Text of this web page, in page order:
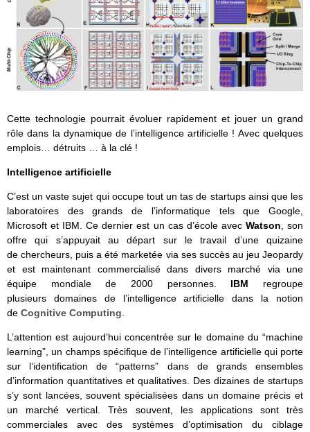
Cette technologie pourrait évoluer rapidement et jouer un grand
rôle dans la dynamique de l’intelligence artificielle ! Avec quelques
emplois… détruits … à la clé !
Intelligence artificielle
C’est un vaste sujet qui occupe tout un tas de startups ainsi que les
laboratoires des grands de l’informatique tels que Google,
Microsoft et IBM. Ce dernier est un cas d’école avec Watson , son
offre qui s’appuyait au départ sur le travail d’une quizaine
de chercheurs, puis a été marketée via ses succès au jeu Jeopardy
et est maintenant commercialisé dans divers marché via une
équipe mondiale de 2000 personnes. IBM regroupe
plusieurs domaines de l’intelligence artificielle dans la notion
de Cognitive Computing
L’attention est aujourd’hui concentrée sur le domaine du “machine
learning”, un champs spécifique de l’intelligence artificielle qui porte
sur l’identification de “patterns” dans de grands ensembles
d’information quantitatives et qualitatives. Des dizaines de startups
s’y sont lancées, souvent spécialisées dans un domaine précis et
un marché vertical. Très souvent, les applications sont très
commerciales avec des systèmes d’optimisation du ciblage